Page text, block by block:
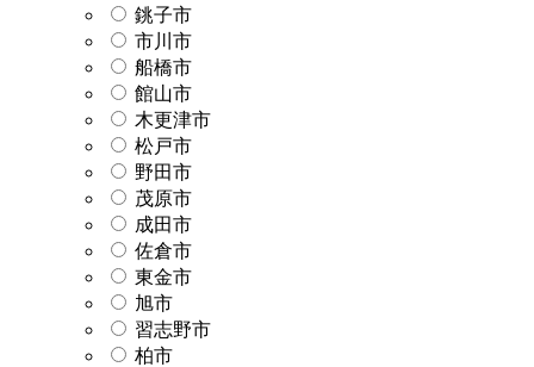
銚子市
市川市
船橋市
館山市
木更津市
松戸市
野田市
茂原市
成田市
佐倉市
東金市
旭市
習志野市
柏市